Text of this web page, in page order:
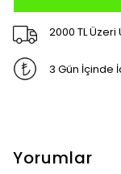
2000 TL
3 Gün İçinde
Yorumlar